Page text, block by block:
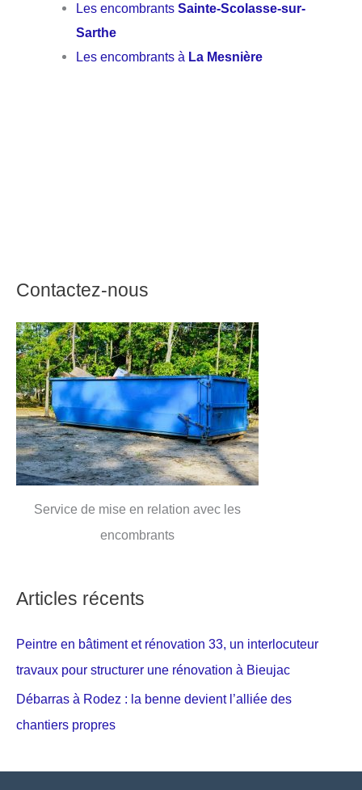
Les encombrantsSainte-Scolasse-sur-
Sarthe
Les encombrants à La Mesnière
Contactez-nous
Service de mise en relation avec les
encombrants
Articles récents
Peintre en bâtiment et rénovation 33, un interlocuteur
travaux pour structurer une rénovation à Bieujac
Débarras à Rodez : la benne devient l’alliée des
chantiers propres